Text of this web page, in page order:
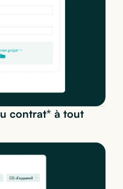
contrat* à tout